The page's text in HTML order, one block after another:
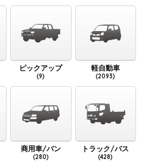
ピックアップ
(9)
軽自動車
(2093)
商用車/バン
(280)
トラック/バス
(428)